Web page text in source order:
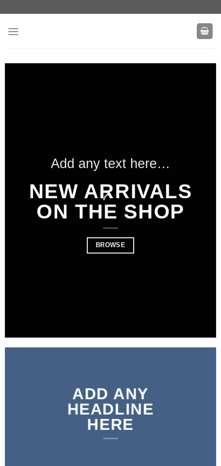
springen
Add any text here…
NEW ARRIVALS
ON THE SHOP
BROWSE
ADD ANY
HEADLINE
HERE